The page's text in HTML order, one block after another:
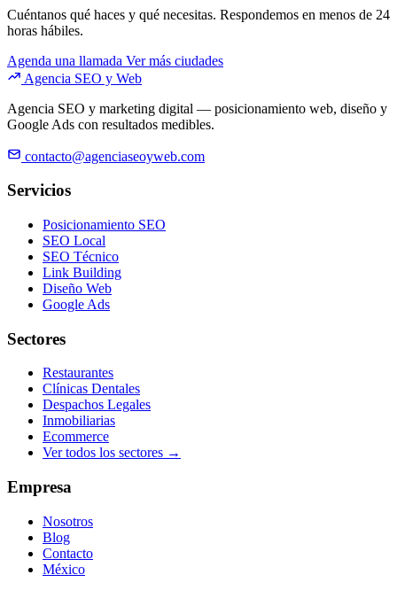
Cuéntanos qué haces y qué necesitas. Respondemos en menos de 24
horas hábiles.
Agenda una llamada Ver más ciudades
Agencia SEO y Web
Agencia SEO y marketing digital — posicionamiento web, diseño y
Google Ads con resultados medibles.
contacto@agenciaseoyweb.com
Servicios
Posicionamiento SEO
SEO Local
SEO Técnico
Link Building
Diseño Web
Google Ads
Sectores
Restaurantes
Clínicas Dentales
Despachos Legales
Inmobiliarias
Ecommerce
Ver todos los sectores →
Empresa
Nosotros
Blog
Contacto
México